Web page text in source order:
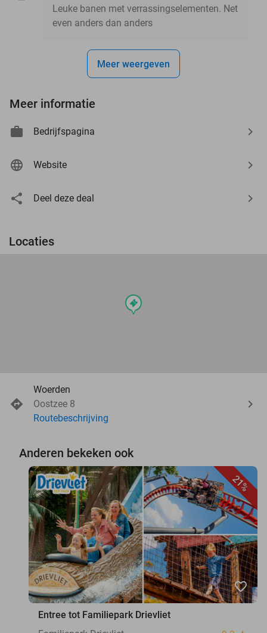
Leuke banen met verrassingselementen. Net
even anders dan anders
Meer weergeven
Meer informatie
Bedrijfspagina
Website
Deel deze deal
Locaties
events
Woerden
Oostzee 8
Routebeschrijving
Anderen bekeken ook
21%
favorite_border
Entree tot Familiepark Drievliet